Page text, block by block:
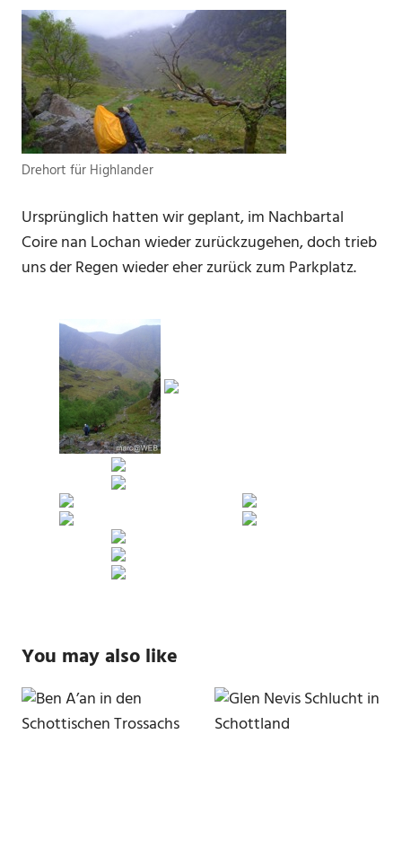
Drehort für Highlander
Ursprünglich hatten wir geplant, im Nachbartal
Coire nan Lochan wieder zurückzugehen, doch trieb
uns der Regen wieder eher zurück zum Parkplatz.
You may also like